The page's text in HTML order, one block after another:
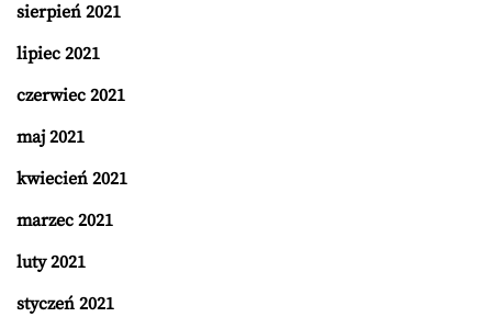
sierpień 2021
lipiec 2021
czerwiec 2021
maj 2021
kwiecień 2021
marzec 2021
luty 2021
styczeń 2021